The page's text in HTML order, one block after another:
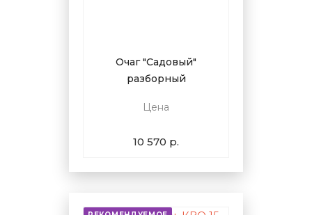
Очаг "Садовый"
разборный
Цена
10 570 р.